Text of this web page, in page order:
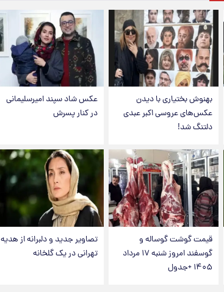
بهنوش بختیاری با دیدن
عکس‌های عروسی اکبر عبدی
دلتنگ شد!
عکس شاد سپند امیرسلیمانی
در کنار پسرش
قیمت گوشت گوساله و
گوسفند امروز شنبه ۱۷ مرداد
۱۴۰۵ +جدول
تصاویر جدید و دلبرانه از هدیه
تهرانی در یک گلخانه